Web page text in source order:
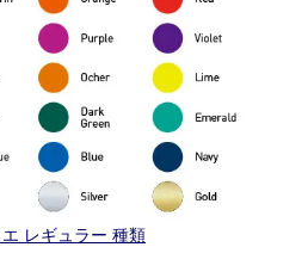
レギュラー 種類